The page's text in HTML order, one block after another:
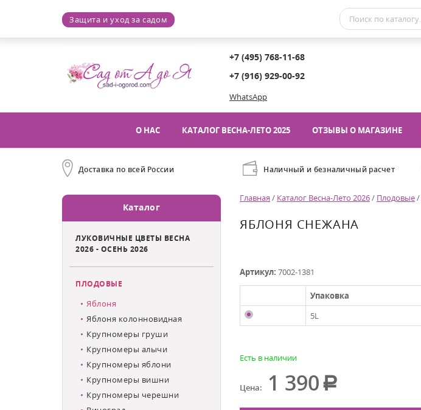
Защита и уход за садом
+7 (495) 768-11-68
+7 (916) 929-00-92
WhatsApp
О НАС КАТАЛОГ ВЕСНА-ЛЕТО 2025 ОТЗЫВЫ О МАГАЗИНЕ
Доставка по всей России Наличный и безналичный расчет
Каталог
ЛУКОВИЧНЫЕ ЦВЕТЫ ВЕСНА
2026 - ОСЕНЬ 2026
ПЛОДОВЫЕ
Яблоня
Яблоня колонновидная
Крупномеры груши
Крупномеры алычи
Крупномеры яблони
Крупномеры вишни
Крупномеры черешни
Главная / Каталог Весна-Лето 2026/ Плодовые/
ЯБЛОНЯ СНЕЖАНА
Артикул: 7002-1381
Упаковка
5L
Есть в наличии
Цена: 1 390